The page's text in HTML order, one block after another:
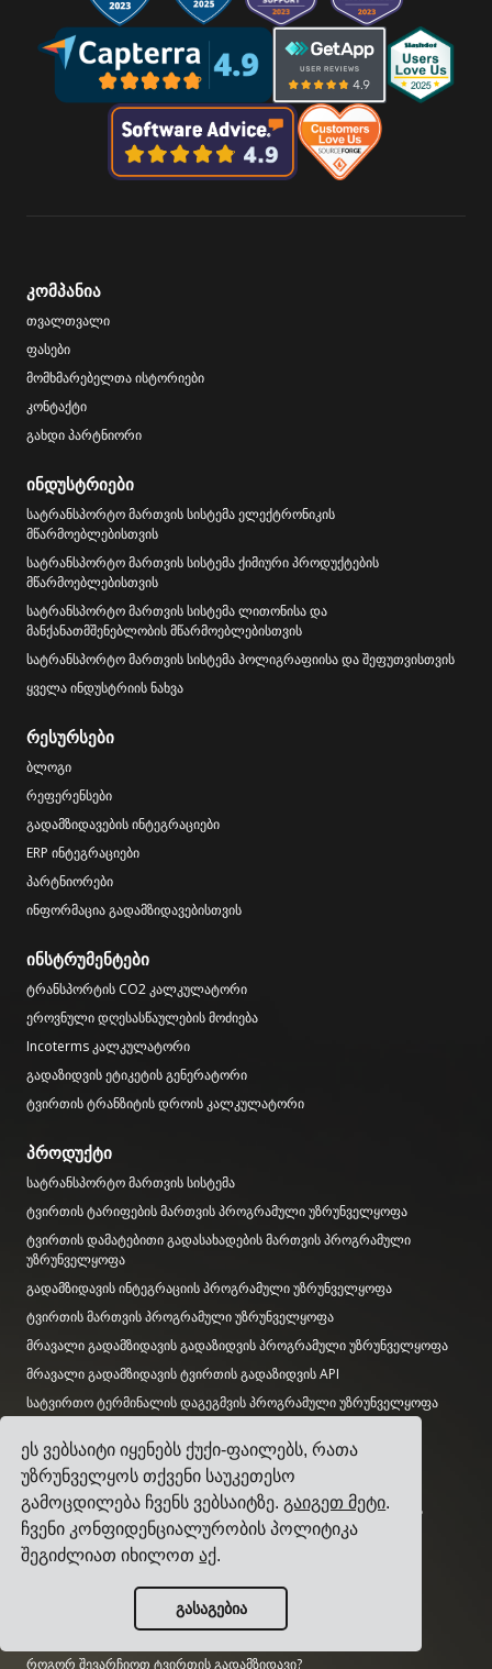
ეს ვებსაიტი იყენებს ქუქი-ფაილებს, რათა
უზრუნველყოს თქვენი საუკეთესო
გამოცდილება ჩვენს ვებსაიტზე. გაიგეთ მეტი.
ჩვენი კონფიდენციალურობის პოლიტიკა
შეგიძლიათ იხილოთაქ.
გასაგებია
კომპანია
თვალთვალი
ფასები
მომხმარებელთა ისტორიები
კონტაქტი
გახდი პარტნიორი
ინდუსტრიები
სატრანსპორტო მართვის სისტემა ელექტრონიკის
მწარმოებლებისთვის
სატრანსპორტო მართვის სისტემა ქიმიური პროდუქტების
მწარმოებლებისთვის
სატრანსპორტო მართვის სისტემა ლითონისა და
მანქანათმშენებლობის მწარმოებლებისთვის
სატრანსპორტო მართვის სისტემა პოლიგრაფიისა და შეფუთვისთვის
ყველა ინდუსტრიის ნახვა
რესურსები
ბლოგი
რეფერენსები
გადამზიდავების ინტეგრაციები
ERP ინტეგრაციები
პარტნიორები
ინფორმაცია გადამზიდავებისთვის
ინსტრუმენტები
ტრანსპორტის CO2 კალკულატორი
ეროვნული დღესასწაულების მოძიება
Incoterms კალკულატორი
გადაზიდვის ეტიკეტის გენერატორი
ტვირთის ტრანზიტის დროის კალკულატორი
პროდუქტი
სატრანსპორტო მართვის სისტემა
ტვირთის ტარიფების მართვის პროგრამული უზრუნველყოფა
ტვირთის დამატებითი გადასახადების მართვის პროგრამული
უზრუნველყოფა
გადამზიდავის ინტეგრაციის პროგრამული უზრუნველყოფა
ტვირთის მართვის პროგრამული უზრუნველყოფა
მრავალი გადამზიდავის გადაზიდვის პროგრამული უზრუნველყოფა
მრავალი გადამზიდავის ტვირთის გადაზიდვის API
სატვირთო ტერმინალის დაგეგმვის პროგრამული უზრუნველყოფა
გზამკვლევები
ტოპ 17 სატრანსპორტო მართვის პროგრამული უზრუნველყოფა
ტვირთგამგზავნებისთვის
როგორ შევარჩიოთ მრავალი გადამზიდავის გადაზიდვის
როგორ ჩავატაროთ მარტივი სატრანსპორტო ტენდერი?
როგორ დავნერგოთ სატრანსპორტო მართვის სისტემა?
როგორ შევარჩიოთ ტვირთის გადამზიდავი?